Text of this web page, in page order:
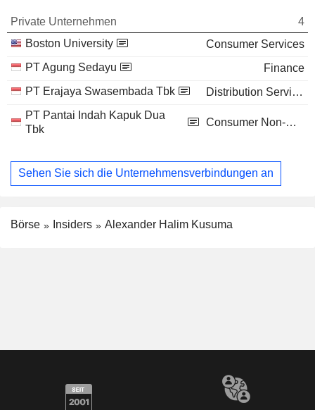
Private Unternehmen
4
Boston University
Consumer Services
PT Agung Sedayu
Finance
PT Erajaya Swasembada Tbk
Distribution Services
PT Pantai Indah Kapuk Dua
Tbk
Consumer Non-Durables
Sehen Sie sich die Unternehmensverbindungen an
Börse Insiders Alexander Halim Kusuma